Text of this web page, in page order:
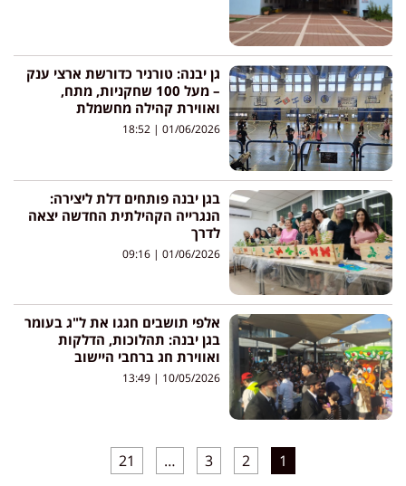
גן יבנה: טורניר כדורשת ארצי ענק
– מעל 100 שחקניות, מתח,
ואווירת קהילה מחשמלת
01/06/2026
בגן יבנה פותחים דלת ליצירה:
הנגרייה הקהילתית החדשה יצאה
לדרך
01/06/2026
אלפי תושבים חגגו את ל"ג בעומר
בגן יבנה: תהלוכות, הדלקות
ואווירת חג ברחבי היישוב
10/05/2026
1
2
3
…
21